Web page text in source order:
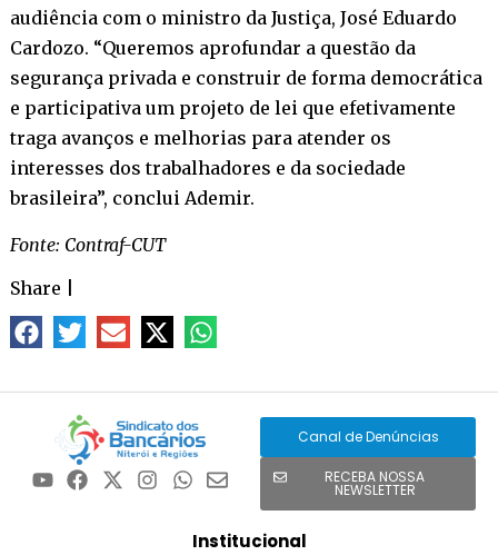
audiência com o ministro da Justiça, José Eduardo
Cardozo. “Queremos aprofundar a questão da
segurança privada e construir de forma democrática
e participativa um projeto de lei que efetivamente
traga avanços e melhorias para atender os
interesses dos trabalhadores e da sociedade
brasileira”, conclui Ademir.
Fonte: Contraf-CUT
Share
Canal de Denúncias
RECEBA NOSSA
NEWSLETTER
Institucional